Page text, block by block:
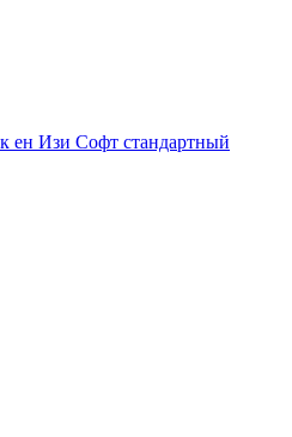
Изи Софт стандартный